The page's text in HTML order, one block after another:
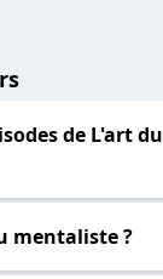
de L'art du
mentaliste ?